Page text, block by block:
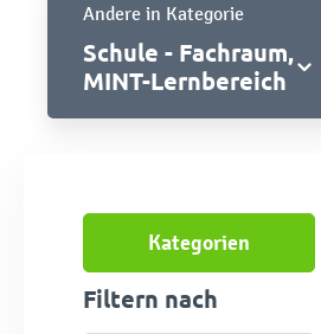
Andere in Kategorie
Schule - Fachraum,
MINT-Lernbereich
Kategorien
Filtern nach